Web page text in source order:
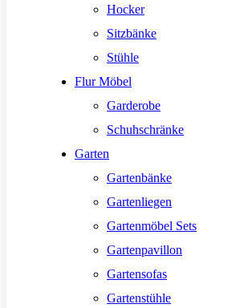
Hocker
Sitzbänke
Stühle
Flur Möbel
Garderobe
Schuhschränke
Garten
Gartenbänke
Gartenliegen
Gartenmöbel Sets
Gartenpavillon
Gartensofas
Gartenstühle